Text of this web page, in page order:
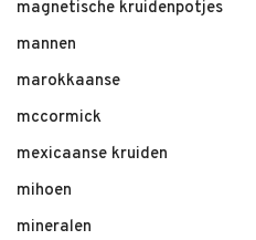
magnetische kruidenpotjes
mannen
marokkaanse
mccormick
mexicaanse kruiden
mihoen
mineralen